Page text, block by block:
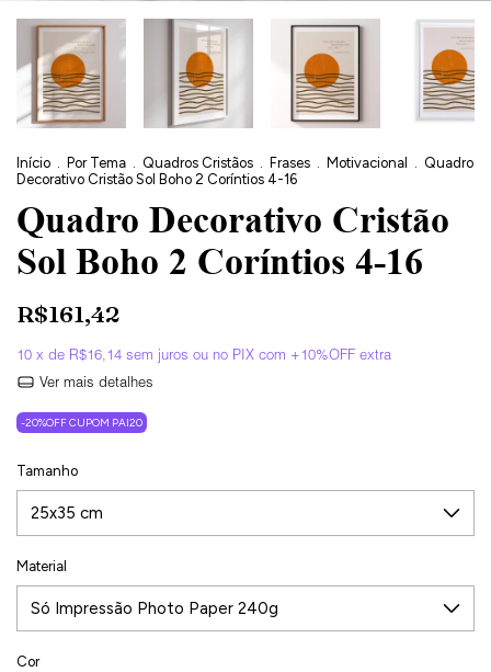
Início . Por Tema . Quadros Cristãos . Frases . Motivacional . Quadro
Decorativo Cristão Sol Boho 2 Coríntios 4-16
Quadro Decorativo Cristão
Sol Boho 2 Coríntios 4-16
R$161,42
10 x de R$16,14 sem juros
Ver mais detalhes
-20%OFF CUPOM PAI20
Tamanho
Material
Cor